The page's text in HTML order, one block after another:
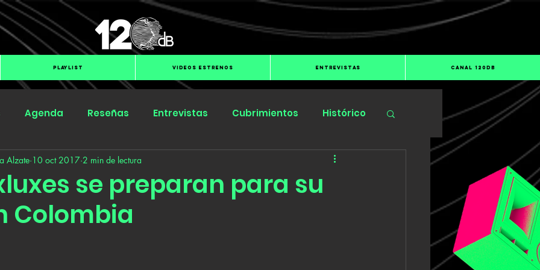
PLAYLIST VIDEOS ESTRENOS ENTREVISTAS CANAL 120dB
Agenda Reseñas Entrevistas Cubrimientos Histórico
Submit Hub Groover
se preparan para su
Colombia
Alzate 10 oct 2017 2 min de lectura